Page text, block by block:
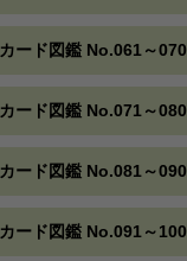
カード図鑑 No.061～070
カード図鑑 No.071～080
カード図鑑 No.081～090
カード図鑑 No.091～100